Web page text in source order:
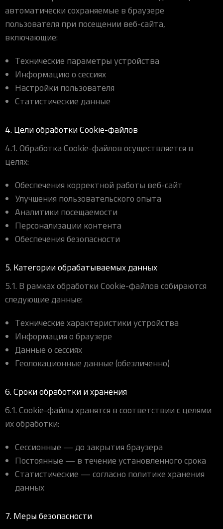
автоматически сохраняемые в браузере
пользователя при посещении веб-сайта,
включающие:
Технические параметры устройства
Информацию о сессиях
Настройки пользователя
Статистические данные
4. Цели обработки Cookie-файлов
4.1. Обработка Cookie-файлов осуществляется в
целях:
Обеспечения корректной работы веб-сайт
Улучшения пользовательского опыта
Аналитики посещаемости
Персонализации контента
Обеспечения безопасности
5. Категории обрабатываемых данных
5.1. В рамках обработки Cookie-файлов собираются
следующие данные:
Технические характеристики устройства
Информация о браузере
Данные о сессиях
Геолокационные данные (обезличенно)
6. Сроки обработки и хранения
6.1. Cookie-файлы хранятся в соответствии с целями
их обработки:
Сессионные — до закрытия браузера
Постоянные — в течение установленного срока
Статистические — согласно политике хранения
данных
7. Меры безопасности